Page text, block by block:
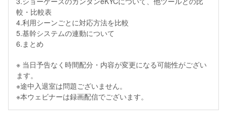
較・比較表
4.利用シーンごとに対応方法を比較
5.基幹システムの連動について
6.まとめ
※ 当日予告なく時間配分・内容が変更になる可能性がござい
ます。
※途中入退室は問題ございません。
※本ウェビナーは録画配信でございます。